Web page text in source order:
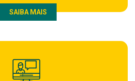
SAIBA MAIS